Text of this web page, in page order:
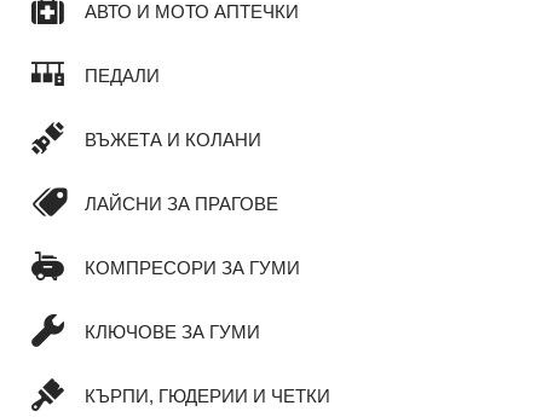
АВТО И МОТО АПТЕЧКИ
ПЕДАЛИ
ВЪЖЕТА И КОЛАНИ
ЛАЙСНИ ЗА ПРАГОВЕ
КОМПРЕСОРИ ЗА ГУМИ
КЛЮЧОВЕ ЗА ГУМИ
КЪРПИ, ГЮДЕРИИ И ЧЕТКИ